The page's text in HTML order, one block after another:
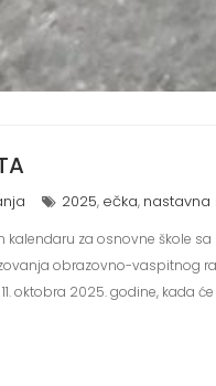
2025, ečka, nastavna
kalendaru za osnovne škole
obrazovno-vaspitnog
oktobra 2025. godine, kada